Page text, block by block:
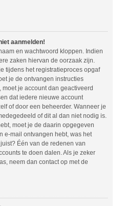
aanmelden!
en wachtwoord kloppen. Indien
zaken hiervan de oorzaak zijn.
tijdens het registratieproces opgaf
je de ontvangen instructies
je account dan geactiveerd
dat iedere nieuwe account
of door een beheerder. Wanneer je
of dit al dan niet nodig is.
moet je de daarin opgegeven
e-mail ontvangen hebt, was het
Één van de redenen van
te doen dalen. Als je zeker
neem dan contact op met de